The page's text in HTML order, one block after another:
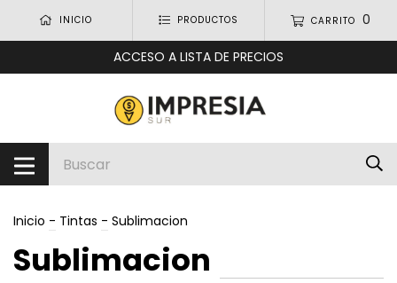
INICIO PRODUCTOS CARRITO 0
ACCESO A LISTA DE PRECIOS
Inicio - Tintas - Sublimacion
Sublimacion